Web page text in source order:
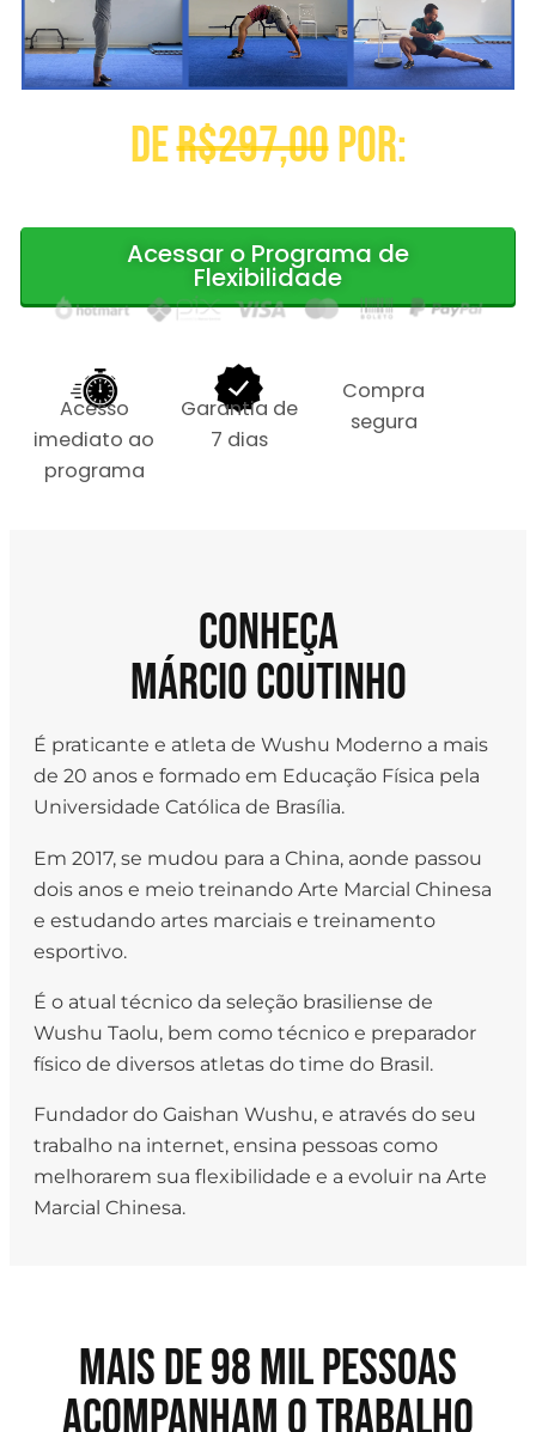
DeR$297,00por:
Acessar o Programa de
Flexibilidade
Acesso
imediato ao
programa
Garantia de
7 dias
Compra
segura
Conheça
Márcio Coutinho
É praticante e atleta de Wushu Moderno a mais
de 20 anos e formado em Educação Física pela
Universidade Católica de Brasília.
Em 2017, se mudou para a China, aonde passou
dois anos e meio treinando Arte Marcial Chinesa
e estudando artes marciais e treinamento
esportivo.
É o atual técnico da seleção brasiliense de
Wushu Taolu, bem como técnico e preparador
físico de diversos atletas do time do Brasil.
Fundador do Gaishan Wushu, e através do seu
trabalho na internet, ensina pessoas como
melhorarem sua flexibilidade e a evoluir na Arte
Marcial Chinesa.
Mais de 98 mil pessoas